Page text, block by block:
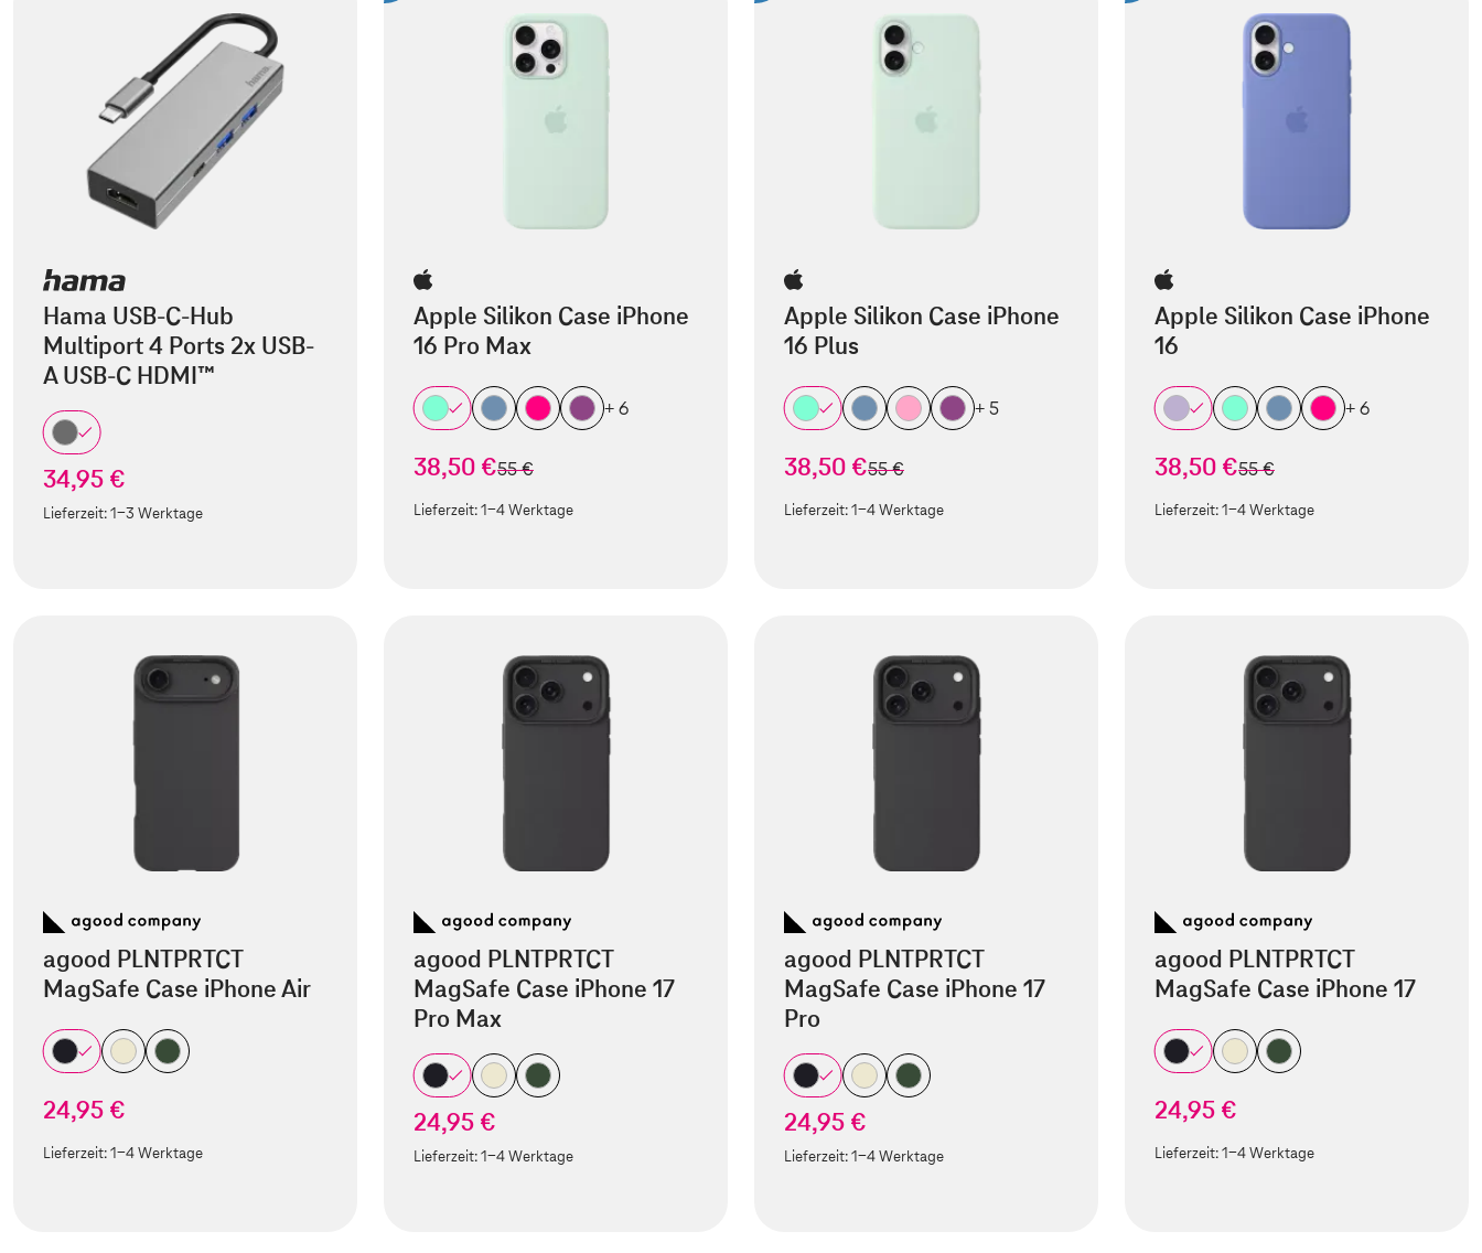
Hama USB-C-Hub
Multiport 4 Ports 2x USB-
A USB-C HDMI™
34,95 €
Lieferzeit:1-3 Werktage
Apple Silikon Case iPhone
16 Pro Max
+ 6
38,50 €statt
55 €
Lieferzeit:1-4 Werktage
Apple Silikon Case iPhone
16 Plus
+ 5
38,50 €statt
55 €
Lieferzeit:1-4 Werktage
Apple Silikon Case iPhone
16
+ 6
38,50 €statt
55 €
Lieferzeit:1-4 Werktage
agood PLNTPRTCT
MagSafe Case iPhone Air
24,95 €
Lieferzeit:1-4 Werktage
agood PLNTPRTCT
MagSafe Case iPhone 17
Pro Max
24,95 €
Lieferzeit:1-4 Werktage
agood PLNTPRTCT
MagSafe Case iPhone 17
Pro
24,95 €
Lieferzeit:1-4 Werktage
agood PLNTPRTCT
MagSafe Case iPhone 17
24,95 €
Lieferzeit:1-4 Werktage